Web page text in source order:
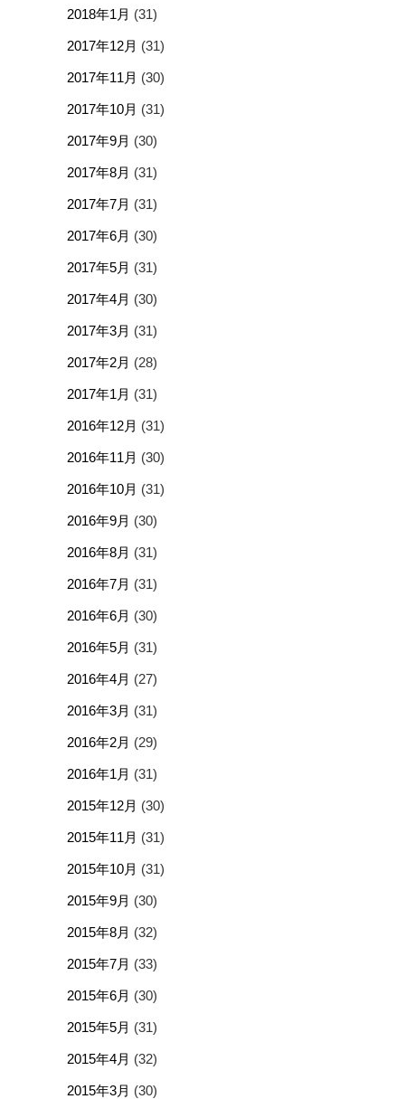
2018年1月 (31)
2017年12月 (31)
2017年11月 (30)
2017年10月 (31)
2017年9月 (30)
2017年8月 (31)
2017年7月 (31)
2017年6月 (30)
2017年5月 (31)
2017年4月 (30)
2017年3月 (31)
2017年2月 (28)
2017年1月 (31)
2016年12月 (31)
2016年11月 (30)
2016年10月 (31)
2016年9月 (30)
2016年8月 (31)
2016年7月 (31)
2016年6月 (30)
2016年5月 (31)
2016年4月 (27)
2016年3月 (31)
2016年2月 (29)
2016年1月 (31)
2015年12月 (30)
2015年11月 (31)
2015年10月 (31)
2015年9月 (30)
2015年8月 (32)
2015年7月 (33)
2015年6月 (30)
2015年5月 (31)
2015年4月 (32)
2015年3月 (30)